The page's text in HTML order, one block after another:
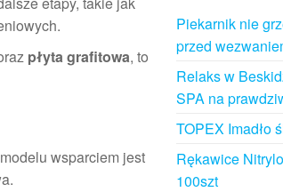
płyta grafitowa, to
wsparciem jest
Piekarnik nie
przed
Relaks w
SPA na
TOPEX Imadło
Rękawice
100szt